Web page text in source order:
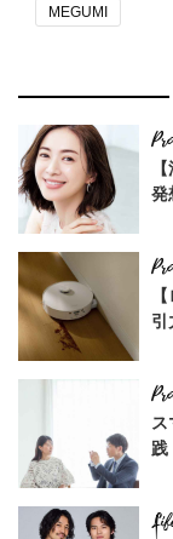
MEGUMI
発
引
ス
践